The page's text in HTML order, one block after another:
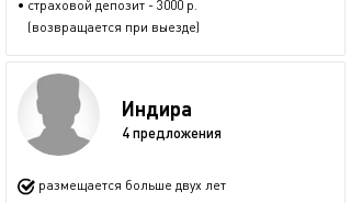
• страховой депозит - 3000 р.
(возвращается при выезде)
Индира
4 предложения
размещается больше двух лет